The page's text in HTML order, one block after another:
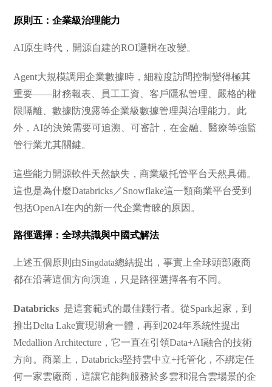
原則五：企業級治理能力
AI原生時代，開源自建的ROI邏輯在改變。
Agent大規模調用企業數據時，細粒度訪問控制變得極其
重要——財務報表、員工工資、客戶隱私管理、嚴格的權
限隔離、數據防洩露等企業級數據管理與治理能力。此
外，AI的決策需要可追溯、可審計，在金融、醫療等強監
管行業尤其關鍵。
這些能力開源軟件天然缺失，商業級托管平台天然具備。
這也是為什麼Databricks／Snowflake這一類商業平台受到
包括OpenAI在內的新一代企業青睞的原因。
路徑選擇：全球共識與中國式解法
上述五個原則由Singdata總結提出，事實上全球頭部廠商
都在沿著這個方向演進，只是路徑選擇各有不同。
Databricks 是這套範式的最佳踐行者。從Spark起家，到
推出Delta Lake實現湖倉一體，再到2024年系統性提出
Medallion Architecture，它一直在引領Data+AI融合的技術
方向。商業上，Databricks堅持雲中立+托管化，不綁定任
何一家雲廠商，這讓它能夠服務於多雲和混合雲場景的企